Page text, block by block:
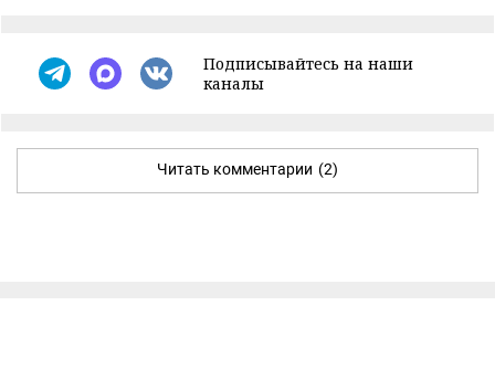
Подписывайтесь на наши
каналы
Читать комментарии (2)